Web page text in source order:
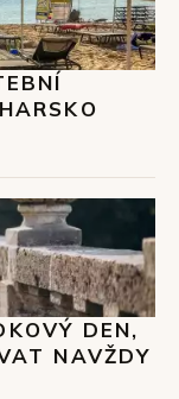
DEN,
NAVŽDY